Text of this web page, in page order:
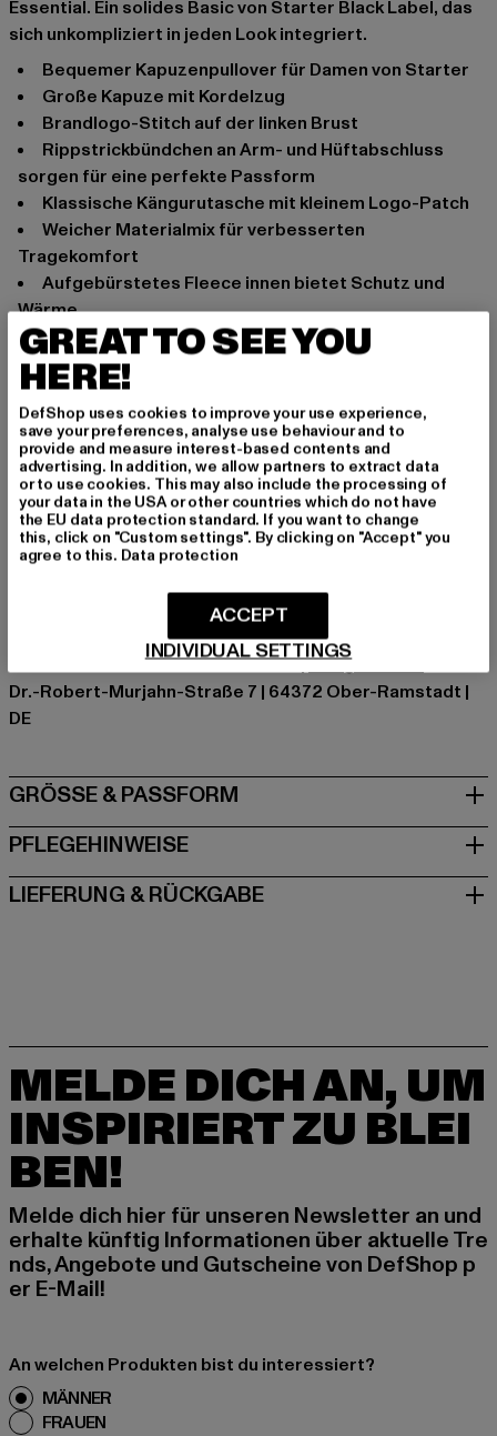
Essential. Ein solides Basic von Starter Black Label, das
sich unkompliziert in jeden Look integriert.
Bequemer Kapuzenpullover für Damen von Starter
Große Kapuze mit Kordelzug
Brandlogo-Stitch auf der linken Brust
Rippstrickbündchen an Arm- und Hüftabschluss
sorgen für eine perfekte Passform
Klassische Kängurutasche mit kleinem Logo-Patch
Weicher Materialmix für verbesserten
Tragekomfort
Aufgebürstetes Fleece innen bietet Schutz und
Wärme
Oversize Passform
Anlass: Alltag
Ausschnitt: Kapuze mit Kordelzug
Ärmelart: Langarm
Marke: Starter Black Label
Kat.: Sweat & Fleece - Hoodies
Farbe: beige
Hersteller Farbe: palewhite
Materialzusammensetzung: 65% Baumwolle, 35%
Hersteller: TB International GmbH |info@tbint.de
Dr.-Robert-Murjahn-Straße 7 | 64372 Ober-Ramstadt |
DE
GRÖSSE & PASSFORM
PFLEGEHINWEISE
LIEFERUNG & RÜCKGABE
MELDE DICH AN, UM
INSPIRIERT ZU BLEI
BEN!
Melde dich hier für unseren Newsletter an und
erhalte künftig Informationen über aktuelle Tre
nds, Angebote und Gutscheine von DefShop p
er E-Mail!
An welchen Produkten bist du interessiert?
MÄNNER
FRAUEN
GREAT TO SEE YOU
HERE!
DefShop uses cookies to improve your use experience,
save your preferences, analyse use behaviour and to
provide and measure interest-based contents and
advertising. In addition, we allow partners to extract data
or to use cookies. This may also include the processing of
your data in the USA or other countries which do not have
the EU data protection standard. If you want to change
this, click on "Custom settings". By clicking on "Accept" you
agree to this. Data protection
INDIVIDUAL SETTINGS
ACCEPT